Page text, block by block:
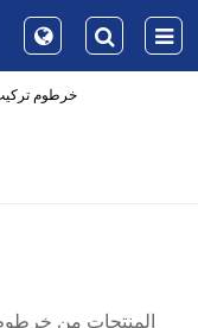
خرطوم
المنتجات من خرطوم